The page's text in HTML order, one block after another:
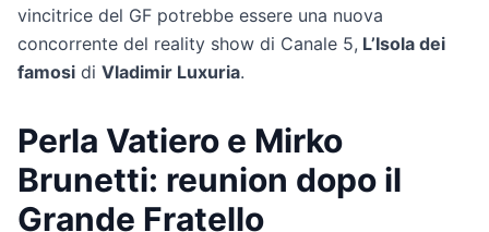
vincitrice del GF potrebbe essere una nuova
concorrente del reality show di Canale 5, L’Isola dei
famosi di Vladimir Luxuria.
Perla Vatiero e Mirko
Brunetti: reunion dopo il
Grande Fratello